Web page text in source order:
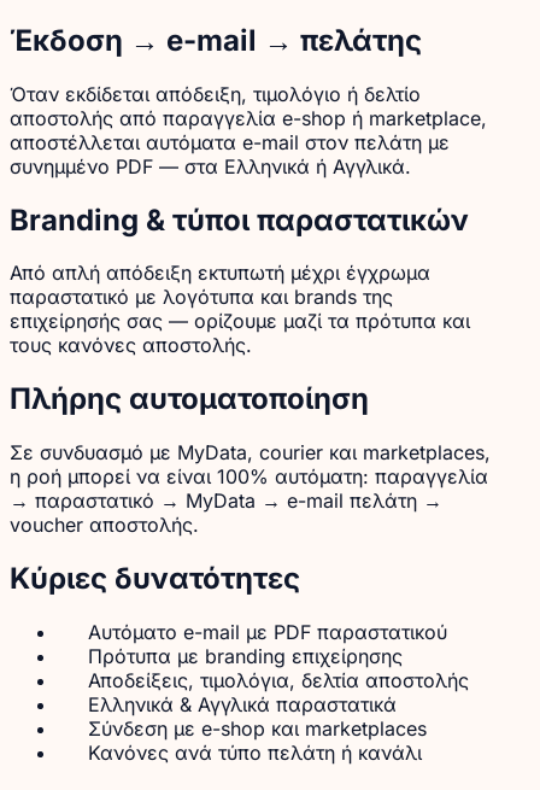
Έκδοση → e-mail → πελάτης
Όταν εκδίδεται απόδειξη, τιμολόγιο ή δελτίο
αποστολής από παραγγελία e-shop ή marketplace,
αποστέλλεται αυτόματα e-mail στον πελάτη με
συνημμένο PDF — στα Ελληνικά ή Αγγλικά.
Branding & τύποι παραστατικών
Από απλή απόδειξη εκτυπωτή μέχρι έγχρωμα
παραστατικό με λογότυπα και brands της
επιχείρησής σας — ορίζουμε μαζί τα πρότυπα και
τους κανόνες αποστολής.
Πλήρης αυτοματοποίηση
Σε συνδυασμό με MyData, courier και marketplaces,
η ροή μπορεί να είναι 100% αυτόματη: παραγγελία
→ παραστατικό → MyData → e-mail πελάτη →
voucher αποστολής.
Κύριες δυνατότητες
Αυτόματο e-mail με PDF παραστατικού
Πρότυπα με branding επιχείρησης
Αποδείξεις, τιμολόγια, δελτία αποστολής
Ελληνικά & Αγγλικά παραστατικά
Σύνδεση με e-shop και marketplaces
Κανόνες ανά τύπο πελάτη ή κανάλι